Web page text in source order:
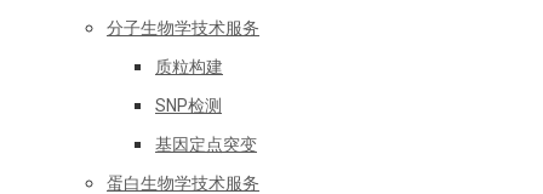
分子生物学技术服务
质粒构建
SNP检测
基因定点突变
蛋白生物学技术服务